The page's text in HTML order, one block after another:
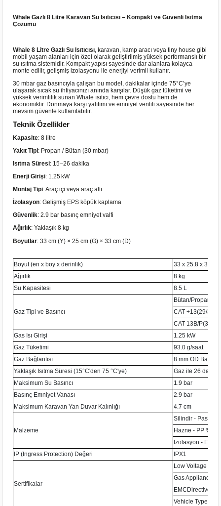
Whale Gazlı 8 Litre Karavan Su Isıtıcısı – Kompakt ve Güvenli Isıtma
Çözümü
Whale 8 Litre Gazlı Su Isıtıcısı, karavan, kamp aracı veya tiny house gibi
mobil yaşam alanları için özel olarak geliştirilmiş yüksek performanslı bir
su ısıtma sistemidir. Kompakt yapısı sayesinde dar alanlara kolayca
monte edilir, gelişmiş izolasyonu ile enerjiyi verimli kullanır.
30 mbar gaz basıncıyla çalışan bu model, dakikalar içinde 75°C’ye
ulaşarak sıcak su ihtiyacınızı anında karşılar. Düşük gaz tüketimi ve
yüksek verimlilik sunan Whale ısıtıcı, hem çevre dostu hem de
ekonomiktir. Donmaya karşı yalıtımı ve emniyet ventili sayesinde her
mevsim güvenle kullanılabilir.
Teknik Özellikler
Kapasite: 8 litre
Yakıt Tipi: Propan / Bütan (30 mbar)
Isıtma Süresi: 15–26 dakika
Enerji Girişi: 1.25 kW
Montaj Tipi: Araç içi veya araç altı
İzolasyon: Gelişmiş EPS köpük kaplama
Güvenlik: 2.9 bar basınç emniyet valfi
Ağırlık: Yaklaşık 8 kg
Boyutlar: 33 cm (Y) × 25 cm (G) × 33 cm (D)
Boyut (en x boy x derinlik)
33 x 25.8 x 33 cm
Ağırlık
8 kg
Su Kapasitesi
8.5 L
Gaz Tipi ve Basıncı
Bütan/Propan 30
CAT +13(29/37)
CAT 13B/P(30)
Gas Isı Girişi
1.25 kW
Gaz Tüketimi
93.0 g/saat
Gaz Bağlantısı
8 mm OD Bakır
Yaklaşık Isıtma Süresi (15°C'den 75 °C'ye)
Gaz ile 26 dakika
Maksimum Su Basıncı
1.9 bar
Basınç Emniyet Vanası
2.9 bar
Maksimum Karavan Yan Duvar Kalınlığı
4.7 cm
Malzeme
Silindir -
Hazne - PP %20
İzolasyon - EPS
IP (Ingress Protection) Değeri
IPX1
Sertifikalar
Low Voltage
Gas Appliance
EMCDirective
Vehicle Type